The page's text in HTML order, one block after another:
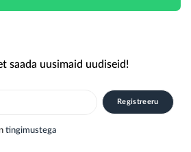
saada uusimaid uudiseid!
tingimustega